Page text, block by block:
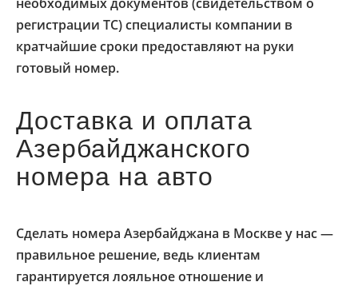
регистрации ТС) специалисты компании в
кратчайшие сроки предоставляют на руки
готовый номер.
Доставка и оплата
Азербайджанского
номера на авто
Сделать номера Азербайджана в Москве у нас —
правильное решение, ведь клиентам
гарантируется лояльное отношение и